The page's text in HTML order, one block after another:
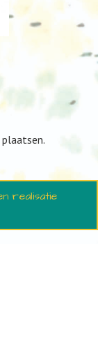
realisatie